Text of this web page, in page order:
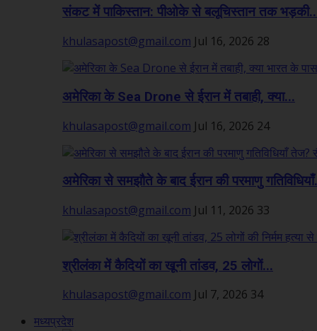
संकट में पाकिस्तान: पीओके से बलूचिस्तान तक
khulasapost@gmail.com Jul 16, 2026 28
अमेरिका के Sea Drone से ईरान में तबाही, क्या...
khulasapost@gmail.com Jul 16, 2026 24
अमेरिका से समझौते के बाद ईरान की परमाणु
khulasapost@gmail.com Jul 11, 2026 33
श्रीलंका में कैदियों का खूनी तांडव, 25 लोगों...
khulasapost@gmail.com Jul 7, 2026 34
मध्यप्रदेश